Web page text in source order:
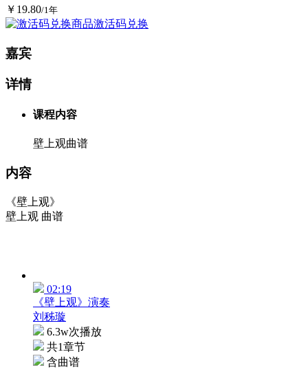
￥19.80/1年
商品激活码兑换
嘉宾
详情
课程内容
壁上观曲谱
内容
《壁上观》
壁上观 曲谱
02:19
《壁上观》演奏
刘秭璇
6.3w次播放
共1章节
含曲谱